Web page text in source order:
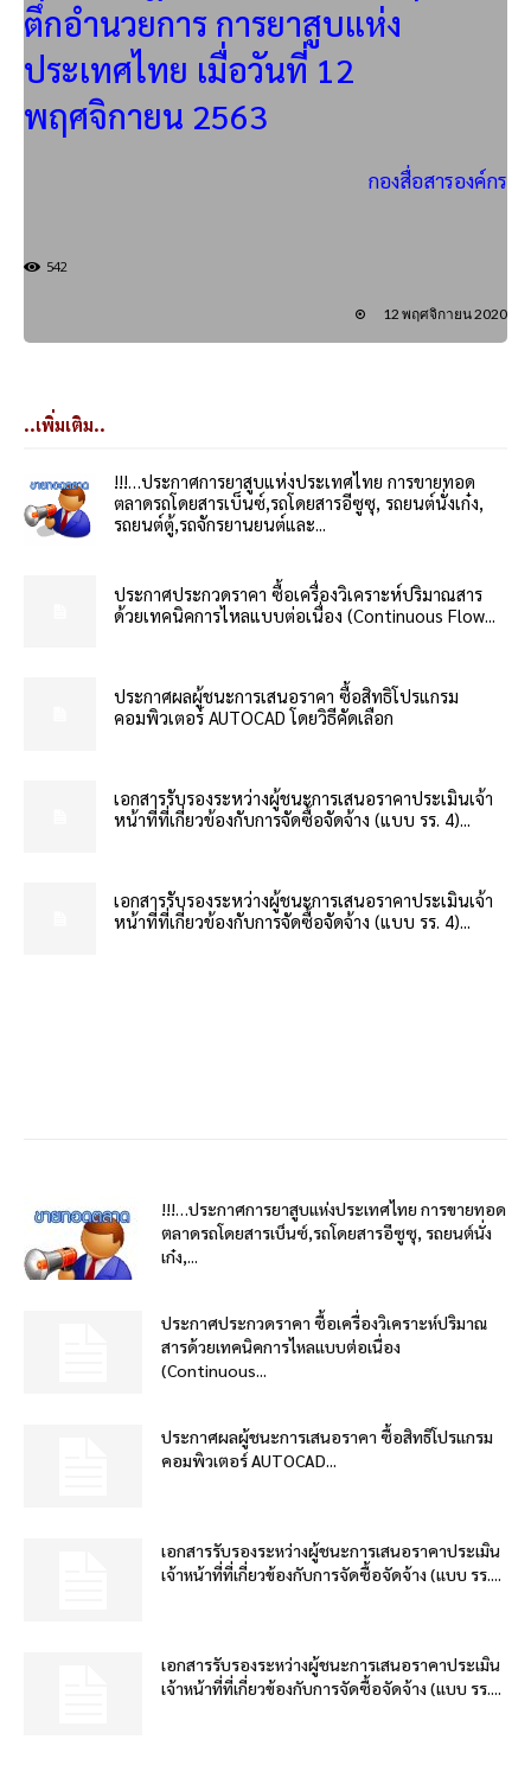
ตึกอำนวยการ การยาสูบแห่ง
ประเทศไทย เมื่อวันที่ 12
พฤศจิกายน 2563
กองสื่อสารองค์กร
542
12 พฤศจิกายน 2020
..เพิ่มเติม..
!!!…ประกาศการยาสูบแห่งประเทศไทย การขายทอด
ตลาดรถโดยสารเบ็นซ์,รถโดยสารอีซูซุ, รถยนต์นั่งเก๋ง,
รถยนต์ตู้,รถจักรยานยนต์และ...
ประกาศประกวดราคา ซื้อเครื่องวิเคราะห์ปริมาณสาร
ด้วยเทคนิคการไหลแบบต่อเนื่อง (Continuous Flow...
ประกาศผลผู้ชนะการเสนอราคา ซื้อสิทธิโปรแกรม
คอมพิวเตอร์ AUTOCAD โดยวิธีคัดเลือก
เอกสารรับรองระหว่างผู้ชนะการเสนอราคาประเมินเจ้า
หน้าที่ที่เกี่ยวข้องกับการจัดซื้อจัดจ้าง (แบบ รร. 4)...
เอกสารรับรองระหว่างผู้ชนะการเสนอราคาประเมินเจ้า
หน้าที่ที่เกี่ยวข้องกับการจัดซื้อจัดจ้าง (แบบ รร. 4)...
!!!…ประกาศการยาสูบแห่งประเทศไทย การขายทอด
ตลาดรถโดยสารเบ็นซ์,รถโดยสารอีซูซุ, รถยนต์นั่ง
เก๋ง,...
ประกาศประกวดราคา ซื้อเครื่องวิเคราะห์ปริมาณ
สารด้วยเทคนิคการไหลแบบต่อเนื่อง
(Continuous...
ประกาศผลผู้ชนะการเสนอราคา ซื้อสิทธิโปรแกรม
คอมพิวเตอร์ AUTOCAD...
เอกสารรับรองระหว่างผู้ชนะการเสนอราคาประเมิน
เจ้าหน้าที่ที่เกี่ยวข้องกับการจัดซื้อจัดจ้าง (แบบ รร....
เอกสารรับรองระหว่างผู้ชนะการเสนอราคาประเมิน
เจ้าหน้าที่ที่เกี่ยวข้องกับการจัดซื้อจัดจ้าง (แบบ รร....